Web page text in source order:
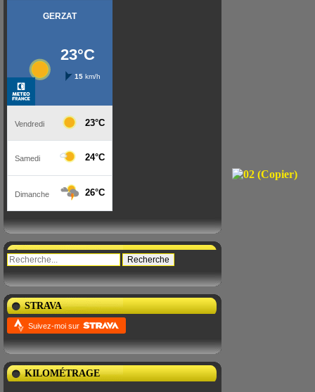
STRAVA
Suivez-moi sur
KILOMÉTRAGE